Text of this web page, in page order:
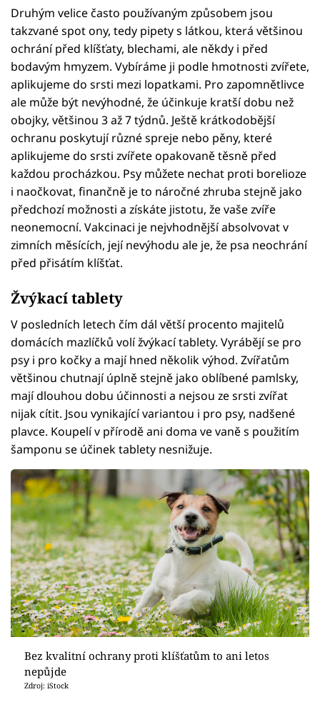
Druhým velice často používaným způsobem jsou
takzvané spot ony, tedy pipety s látkou, která většinou
ochrání před klíšťaty, blechami, ale někdy i před
bodavým hmyzem. Vybíráme ji podle hmotnosti zvířete,
aplikujeme do srsti mezi lopatkami. Pro zapomnětlivce
ale může být nevýhodné, že účinkuje kratší dobu než
obojky, většinou 3 až 7 týdnů. Ještě krátkodobější
ochranu poskytují různé spreje nebo pěny, které
aplikujeme do srsti zvířete opakovaně těsně před
každou procházkou. Psy můžete nechat proti borelioze
i naočkovat, finančně je to náročné zhruba stejně jako
předchozí možnosti a získáte jistotu, že vaše zvíře
neonemocní. Vakcinaci je nejvhodnější absolvovat v
zimních měsících, její nevýhodu ale je, že psa neochrání
před přisátím klíšťat.
Žvýkací tablety
V posledních letech čím dál větší procento majitelů
domácích mazlíčků volí žvýkací tablety. Vyrábějí se pro
psy i pro kočky a mají hned několik výhod. Zvířatům
většinou chutnají úplně stejně jako oblíbené pamlsky,
mají dlouhou dobu účinnosti a nejsou ze srsti zvířat
nijak cítit. Jsou vynikající variantou i pro psy, nadšené
plavce. Koupelí v přírodě ani doma ve vaně s použitím
šamponu se účinek tablety nesnižuje.
Bez kvalitní ochrany proti klíšťatům to ani letos
nepůjde
Zdroj: iStock